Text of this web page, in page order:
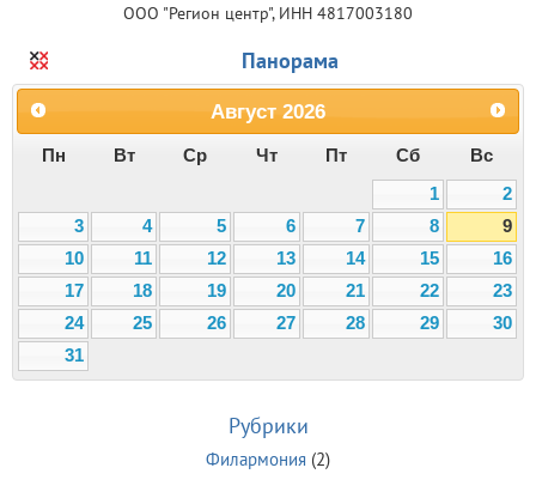
ООО "Регион центр", ИНН 4817003180
Панорама
Август 2026
Пн Вт Ср Чт Пт Сб
Вс
1
2
3
4 5 6 7 8
9
10
11 12 13 14 15
16
17
18 19 20 21 22
23
24
25 26 27 28 29
30
31
Рубрики
Филармония (2)